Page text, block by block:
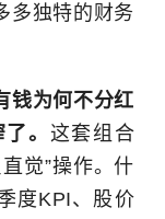
多独特的财务
钱为何不分红
。 这套组合
觉”操作。什
度KPI、股价